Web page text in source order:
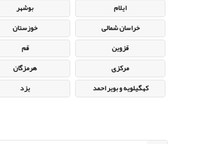
ایلام
بوشهر
خراسان شمالی
خوزستان
قزوین
قم
مرکزی
هرمزگان
کهگیلویه و بویر احمد
یزد